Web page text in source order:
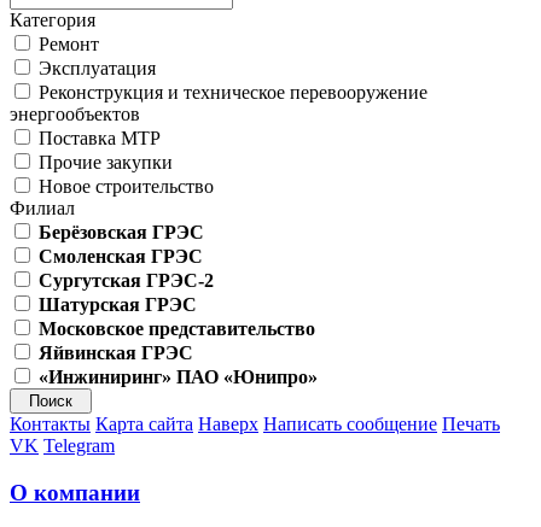
Категория
Ремонт
Эксплуатация
Реконструкция и техническое перевооружение
энергообъектов
Поставка МТР
Прочие закупки
Новое строительство
Филиал
Берёзовская ГРЭС
Смоленская ГРЭС
Сургутская ГРЭС-2
Шатурская ГРЭС
Московское представительство
Яйвинская ГРЭС
«Инжиниринг» ПАО «Юнипро»
Контакты Карта сайта Наверх Написать сообщение Печать
VK Telegram
О компании